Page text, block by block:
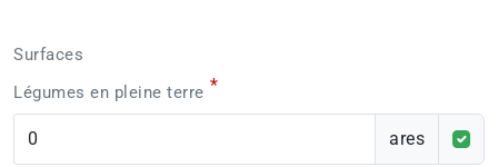
Surfaces
Légumes en pleine terre *
ares